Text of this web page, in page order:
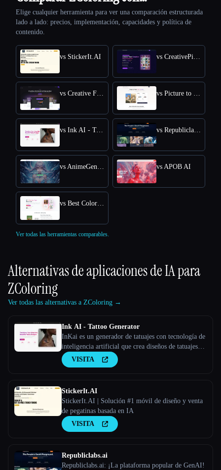
Elige cualquier herramienta para ver una comparación estructurada
lado a lado: precios, implementación, capacidades y política de
contenido.
vs StickerIt.AI vs CreativePixel
vs Creative Fabrica vs Picture to Drawing
vs Ink AI - Tattoo Generator vs Republiclabs.ai
vs AnimeGenius vs APOB AI
vs Best Coloring Pages AI
Ver todas las herramientas comparables.
Alternativas de aplicaciones de IA para
ZColoring
Ver todas las alternativas a ZColoring →
Ink AI - Tattoo Generator
InKai es un generador de tatuajes con tecnología de
inteligencia artificial que crea diseños de tatuajes
personalizados en función de los comentarios de los
usuarios.
VISITA
StickerIt.AI
StickerIt.AI | Solución #1 móvil de diseño y venta
de pegatinas basada en IA
VISITA
Republiclabs.ai
Republiclabs.ai: ¡La plataforma popular de GenAI!